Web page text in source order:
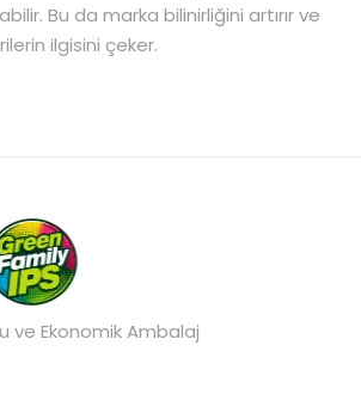
Bu da marka bilinirliğini artırır ve
ilgisini çeker.
ve Ekonomik Ambalaj